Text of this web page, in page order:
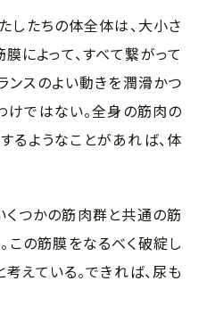
したちの体全体は、大小さ
によって、すべて繋がって
ンスのよい動きを潤滑かつ
けではない。全身の筋肉の
るようなことがあれば、体
つかの筋肉群と共通の筋
この筋膜をなるべく破綻し
えている。できれば、尿も